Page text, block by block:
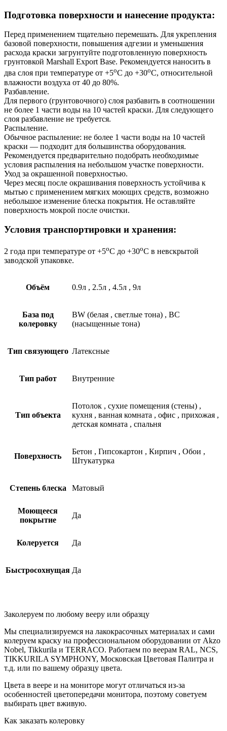
Подготовка поверхности и нанесение продукта:
Перед применением тщательно перемешать. Для укрепления
базовой поверхности, повышения адгезии и уменьшения
расхода краски загрунтуйте подготовленную поверхность
грунтовкой Marshall Export Base. Рекомендуется наносить в
два слоя при температуре от +5оС до +30оС, относительной
влажности воздуха от 40 до 80%.
Разбавление.
Для первого (грунтовочного) слоя разбавить в соотношении
не более 1 части воды на 10 частей краски. Для следующего
слоя разбавление не требуется.
Распыление.
Обычное распыление: не более 1 части воды на 10 частей
краски — подходит для большинства оборудования.
Рекомендуется предварительно подобрать необходимые
условия распыления на небольшом участке поверхности.
Уход за окрашенной поверхностью.
Через месяц после окрашивания поверхность устойчива к
мытью с применением мягких моющих средств, возможно
небольшое изменение блеска покрытия. Не оставляйте
поверхность мокрой после очистки.
Условия транспортировки и хранения:
2 года при температуре от +5оС до +30оС в невскрытой
заводской упаковке.
Объём 0.9л , 2.5л , 4.5л , 9л
База под
колеровку
BW (белая , светлые тона) , BC
(насыщенные тона)
Тип связующего Латексные
Тип работ Внутренние
Тип объекта
Потолок , сухие помещения (стены) ,
кухня , ванная комната , офис , прихожая ,
детская комната , спальня
Поверхность
Бетон , Гипсокартон , Кирпич , Обои ,
Штукатурка
Степень блеска Матовый
Моющееся
покрытие
Да
Колеруется Да
Быстросохнущая Да
Заколеруем по любому вееру или образцу
Мы специализируемся на лакокрасочных материалах и сами
колеруем краску на профессиональном оборудовании от Akzo
Nobel, Tikkurila и TERRACO. Работаем по веерам RAL, NCS,
TIKKURILA SYMPHONY, Московская Цветовая Палитра и
т.д. или по вашему образцу цвета.
Цвета в веере и на мониторе могут отличаться из-за
особенностей цветопередачи монитора, поэтому советуем
выбирать цвет вживую.
Как заказать колеровку